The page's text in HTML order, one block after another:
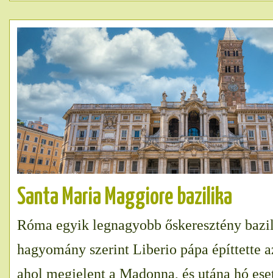
Santa Maria Maggiore bazilika
Róma egyik legnagyobb őskeresztény
hagyomány szerint Liberio pápa építtette
ahol megjelent a Madonna, és utána hó